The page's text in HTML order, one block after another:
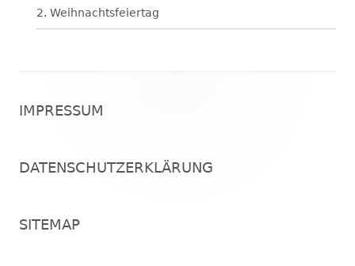
2. Weihnachtsfeiertag
Inhalt
IMPRESSUM
DATENSCHUTZERKLÄRUNG
SITEMAP